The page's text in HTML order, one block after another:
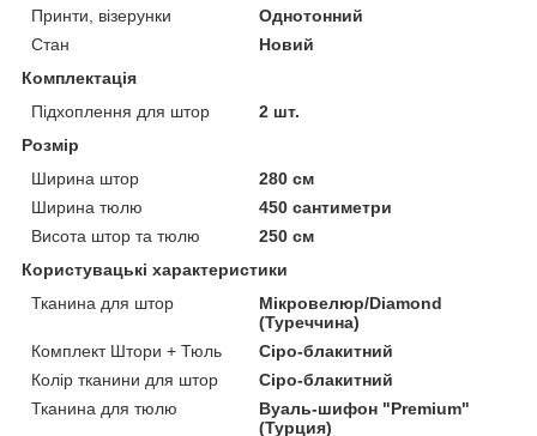
Принти, візерунки
Однотонний
Стан
Новий
Комплектація
Підхоплення для штор
2 шт.
Розмір
Ширина штор
280 см
Ширина тюлю
450 сантиметри
Висота штор та тюлю
250 см
Користувацькі характеристики
Тканина для штор
Мікровелюр/Diamond
(Туреччина)
Комплект Штори + Тюль
Сіро-блакитний
Колір тканини для штор
Сіро-блакитний
Тканина для тюлю
Вуаль-шифон "Premium"
(Турция)